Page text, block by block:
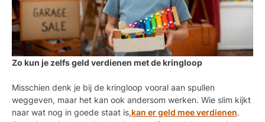
Zo kun je zelfs geld verdienen met de kringloop
Misschien denk je bij de kringloop vooral aan spullen
weggeven, maar het kan ook andersom werken. Wie slim kijkt
naar wat nog in goede staat is,kan er geld mee verdienen.